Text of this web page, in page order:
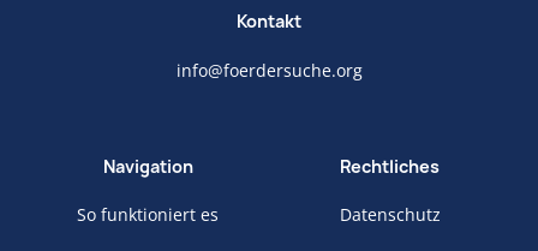
Kontakt
info@foerdersuche.org
Navigation
So funktioniert es
Rechtliches
Datenschutz